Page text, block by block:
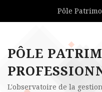
Pôle
PÔLE
L'observatoire de la